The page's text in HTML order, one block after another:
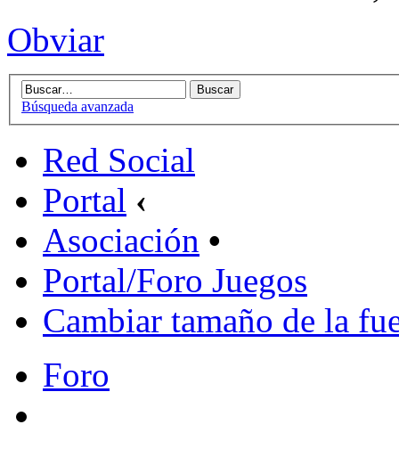
Obviar
Búsqueda avanzada
Red Social
Portal ‹
Asociación •
Portal/Foro Juegos
Cambiar tamaño de la
Foro